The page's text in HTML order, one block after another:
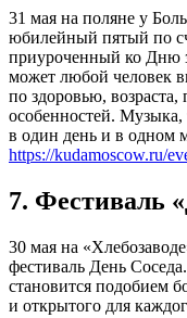
31 мая на поляне у
юбилейный пятый по
приуроченный ко Дню
может любой человек
по здоровью,
особенностей.
в один день и в одном
https://kudamoscow.ru/
7. Фестиваль
30 мая на
фестиваль День
становится подобием
и открытого для